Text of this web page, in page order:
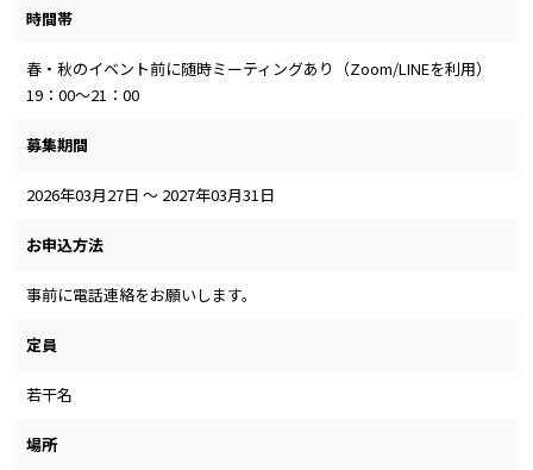
時間帯
春・秋のイベント前に随時ミーティングあり（Zoom/LINEを利用）
19：00～21：00
募集期間
2026年03月27日 ～ 2027年03月31日
お申込方法
事前に電話連絡をお願いします。
定員
若干名
場所